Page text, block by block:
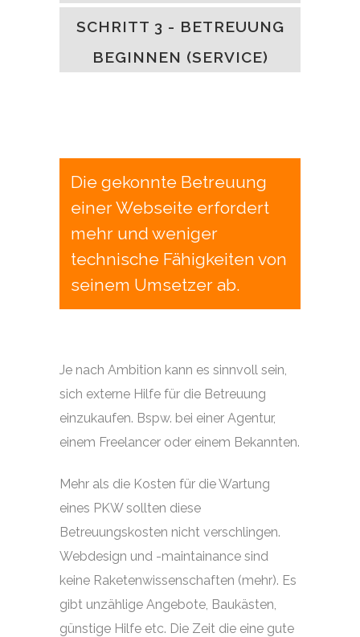
SCHRITT 3 - BETREUUNG
BEGINNEN (SERVICE)
Die gekonnte Betreuung
einer Webseite erfordert
mehr und weniger
technische Fähigkeiten von
seinem Umsetzer ab.
Je nach Ambition kann es sinnvoll sein,
sich externe Hilfe für die Betreuung
einzukaufen. Bspw. bei einer Agentur,
einem Freelancer oder einem Bekannten.
Mehr als die Kosten für die Wartung
eines PKW sollten diese
Betreuungskosten nicht verschlingen.
Webdesign und -maintainance sind
keine Raketenwissenschaften (mehr). Es
gibt unzählige Angebote, Baukästen,
günstige Hilfe etc. Die Zeit die eine gute